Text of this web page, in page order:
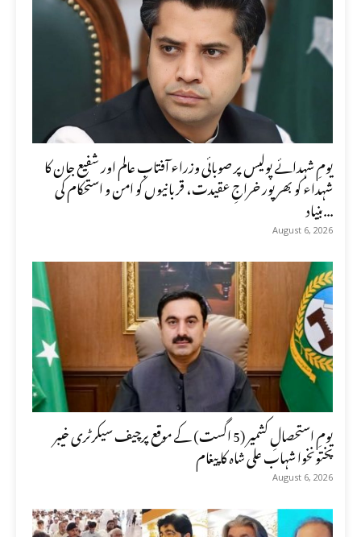
یومِ شہدائے پولیس پر صوبائی وزراء آفتاب عالم اور شفیع جان کا
شہداء کو بھرپور خراجِ عقیدت، قربانیوں کو امن و استحکام کی
بنیاد...
August 6, 2026
یومِ استحصالِ کشمیر (5 اگست) کے موقع پرچیف سیکرٹری خیبر
پختونخوا شہاب علی شاہ کا پیغام
August 6, 2026